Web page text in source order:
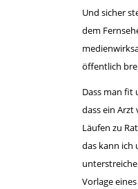
Und sicher
dem
öffentlich
Dass man fit
dass ein Arzt
Läufen zu
das kann ich
Vorlage